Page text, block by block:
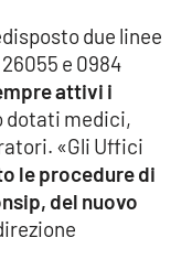
due linee
e 0984
attivi i
dotati medici,
«Gli Uffici
le procedure di
del nuovo